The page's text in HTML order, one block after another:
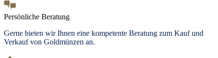
Persönliche Beratung
Gerne bieten wir Ihnen eine kompetente Beratung zum Kauf und
Verkauf von Goldmünzen an.